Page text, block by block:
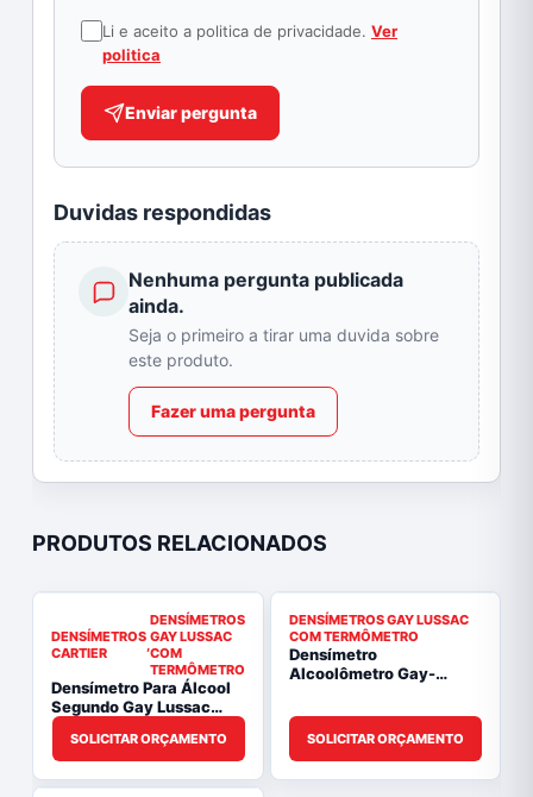
Li e aceito a politica de privacidade. Ver
politica
Enviar pergunta
Duvidas respondidas
Nenhuma pergunta publicada
ainda.
Seja o primeiro a tirar uma duvida sobre
este produto.
Fazer uma pergunta
PRODUTOS RELACIONADOS
DENSÍMETROS
CARTIER
,
DENSÍMETROS
GAY LUSSAC
COM
TERMÔMETRO
Densímetro Para Álcool
Segundo Gay Lussac
0/100:1° e Cartier
10/46:0,5° Com
Termômetro 0/+50:1°C |
PYROMED® PY5687.L
SOLICITAR ORÇAMENTO
DENSÍMETROS GAY LUSSAC
COM TERMÔMETRO
Densímetro
Alcoolômetro Gay-
PYROMED® PY5542.L
SOLICITAR ORÇAMENTO